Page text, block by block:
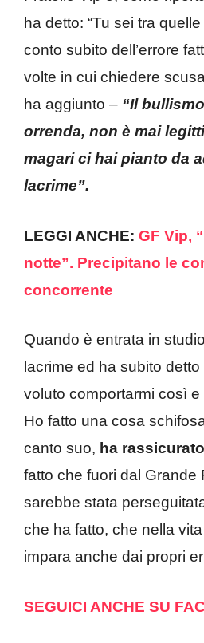
ha detto: “Tu sei tra
conto subito dell’errore
volte in cui chiedere
ha aggiunto – “Il
orrenda, non è mai
magari ci hai pianto da
lacrime”.
LEGGI ANCHE: GF Vip,
notte”. Precipitano le
concorrente
Quando è entrata in
lacrime ed ha subito detto
voluto comportarmi così
Ho fatto una cosa
canto suo, ha
fatto che fuori dal Grande
sarebbe stata
che ha fatto, che nella
impara anche dai propri
SEGUICI ANCHE SU